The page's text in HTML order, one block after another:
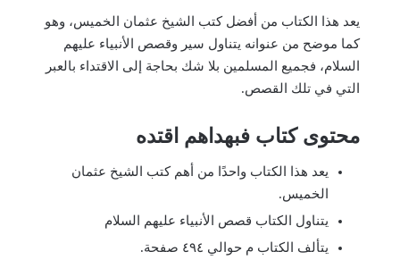
يعد هذا الكتاب من أفضل كتب الشيخ عثمان الخميس، وهو
كما موضح من عنوانه يتناول سير وقصص الأنبياء عليهم
السلام، فجميع المسلمين بلا شك بحاجة إلى الاقتداء بالعبر
التي في تلك القصص.
محتوى كتاب فبهداهم اقتده
يعد هذا الكتاب واحدًا من أهم كتب الشيخ عثمان
الخميس.
يتناول الكتاب قصص الأنبياء عليهم السلام
يتألف الكتاب م حوالي ٤٩٤ صفحة.